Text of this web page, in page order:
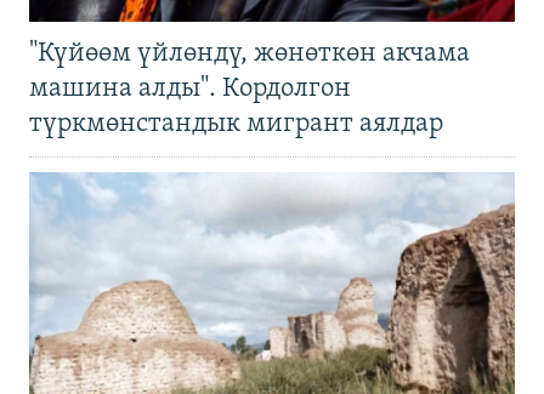
"Күйөөм үйлөндү, жөнөткөн акчама
машина алды". Кордолгон
түркмөнстандык мигрант аялдар